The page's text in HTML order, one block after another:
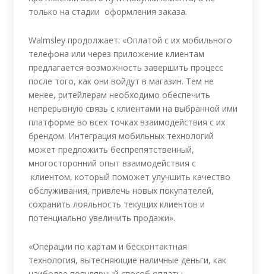
только на стадии оформления заказа.
Walmsley продолжает: «Оплатой с их мобильного
телефона или через приложение клиентам
предлагается возможность завершить процесс
после того, как они войдут в магазин. Тем не
менее, ритейлерам необходимо обеспечить
непрерывную связь с клиентами на выбранной ими
платформе во всех точках взаимодействия с их
брендом. Интеграция мобильных технологий
может предложить беспрепятственный,
многосторонний опыт взаимодействия с
клиентом, который поможет улучшить качество
обслуживания, привлечь новых покупателей,
сохранить лояльность текущих клиентов и
потенциально увеличить продажи».
«Операции по картам и бесконтактная
технология, вытесняющие наличные деньги, как